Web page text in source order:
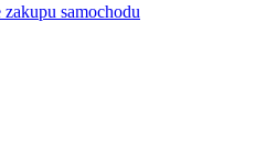
samochodu